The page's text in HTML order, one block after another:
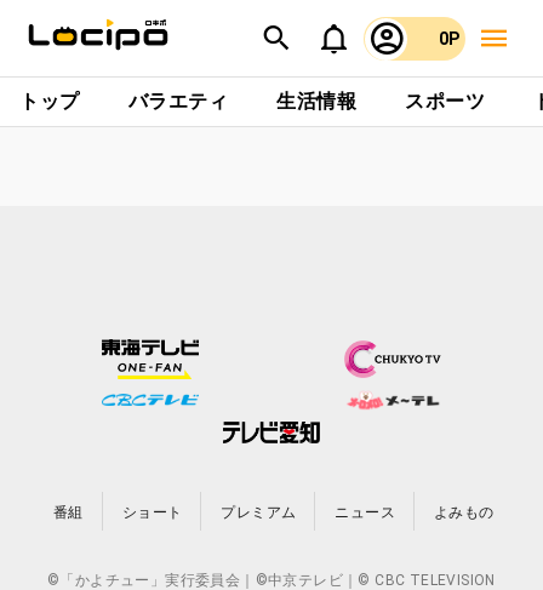
0P
トップ バラエティ 生活情報 スポーツ
番組 ショート プレミアム ニュース よみもの
©「かよチュー」実行委員会｜©中京テレビ｜© CBC TELEVISION